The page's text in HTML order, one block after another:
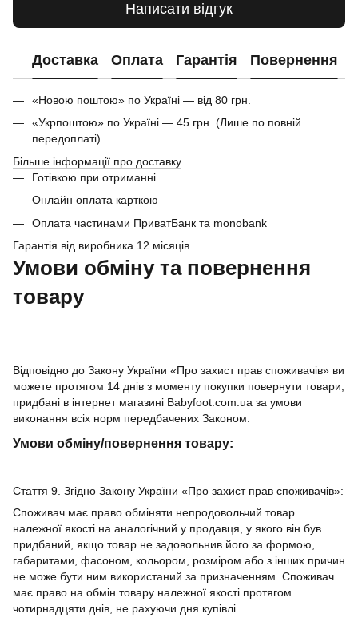
Написати відгук
Доставка Оплата Гарантія Повернення
«Новою поштою» по Україні — від 80 грн.
«Укрпоштою» по Україні — 45 грн. (Лише по повній
передоплаті)
Більше інформації про доставку
Готівкою при отриманні
Онлайн оплата карткою
Оплата частинами ПриватБанк та monobank
Гарантія від виробника 12 місяців.
Умови обміну та повернення
товару
Відповідно до Закону України «Про захист прав споживачів» ви
можете протягом 14 днів з моменту покупки повернути товари,
придбані в інтернет магазині Babyfoot.com.ua за умови
виконання всіх норм передбачених Законом.
Умови обміну/повернення товару:
Стаття 9. Згідно Закону України «Про захист прав споживачів»:
Споживач має право обміняти непродовольчий товар
належної якості на аналогічний у продавця, у якого він був
придбаний, якщо товар не задовольнив його за формою,
габаритами, фасоном, кольором, розміром або з інших причин
не може бути ним використаний за призначенням. Споживач
має право на обмін товару належної якості протягом
чотирнадцяти днів, не рахуючи дня купівлі.